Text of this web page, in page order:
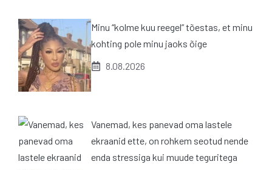
Minu “kolme kuu reegel” tõestas, et minu
kohting pole minu jaoks õige
8.08.2026
Vanemad, kes panevad oma lastele
ekraanid ette, on rohkem seotud nende
enda stressiga kui muude teguritega